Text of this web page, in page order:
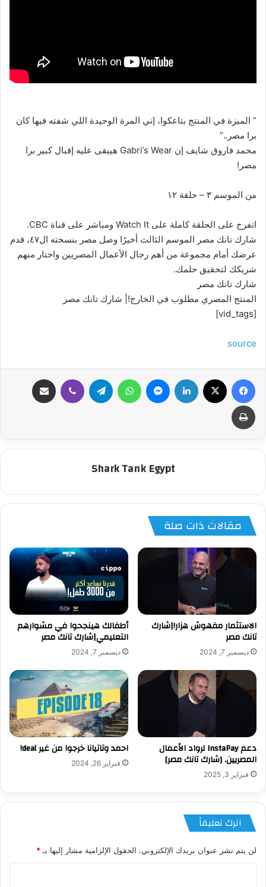
” الميزة في المنتج بتاعكوا، إني المرة الوحيدة اللي شفته فيها كان
برا مصر..”
محمد فاروق شايف إن Gabri’s Wear هيبقى عليه إقبال كبير برا
مصر!
من الموسم ٣ – حلقة ١٢
اتفرج على الحلقة كاملة على Watch It ومباشر على قناة CBC.
شارك تانك مصر الموسم الثالث أخيرًا وصل مصر بنسخته ال٤٧، قدم
عرضك أمام مجموعة من أهم رجال الأعمال المصريين واختار منهم
شريكك لتحقيق حلمك.
شارك تانك مصر
المنتج المصري مطلوب في الخارج!| شارك تانك مصر
[vid_tags]
source
فيسبوك لينكدإن ماسنجر واتساب تيلقرام ڤايبر
طباعة
Shark Tank Egypt
مقالات ذات صلة
الاستثمار مفهوش هزار!|شارك
تانك مصر
ديسمبر 7, 2024
أطفالك هينجحوا في مشوارهم
التعليمي|شارك تانك مصر
ديسمبر 7, 2024
دعم InstaPay لرواد الأعمال
المصريين. [شارك تانك مصر]
فبراير 3, 2025
احمد وتاتيانا خرجوا من غير deal!
فبراير 26, 2024
اترك تعليقاً
لن يتم نشر عنوان بريدك الإلكتروني. الحقول الإلزامية مشار إليها بـ *